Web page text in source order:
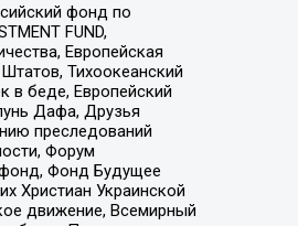
фонд по
FUND,
Европейская
Тихоокеанский
в беде, Европейский
Дафа, Друзья
преследований
Форум
Фонд Будущее
Христиан Украинской
движение, Всемирный